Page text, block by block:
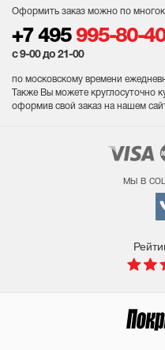
Оформить заказ можно по
+7 495 995-80-40
с 9-00 до 21-00
по московскому времени
Также Вы можете круглосуточно
оформив свой заказ на нашем
мы в